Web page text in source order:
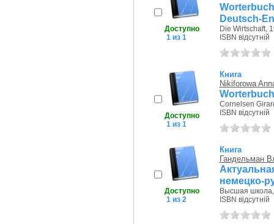
Доступно
1 из 1
Deutsch-
Die Wirtschaft,
ISBN відсутній
Доступно
1 из 1
Книга
Nikiforowa
Cornelsen
ISBN відсутній
Доступно
1 из 2
Книга
Гандельман
немецко-
Высшая
ISBN відсутній